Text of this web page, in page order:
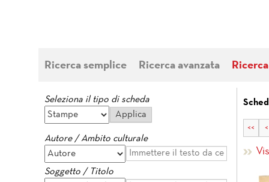
Ricerca semplice Ricerca avanzata
Seleziona il tipo di scheda
Autore / Ambito culturale
Soggetto / Titolo
<< <